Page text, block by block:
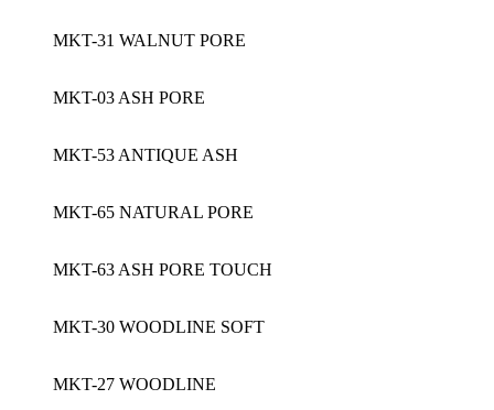
MKT-31 WALNUT PORE
MKT-03 ASH PORE
MKT-53 ANTIQUE ASH
MKT-65 NATURAL PORE
MKT-63 ASH PORE TOUCH
MKT-30 WOODLINE SOFT
MKT-27 WOODLINE